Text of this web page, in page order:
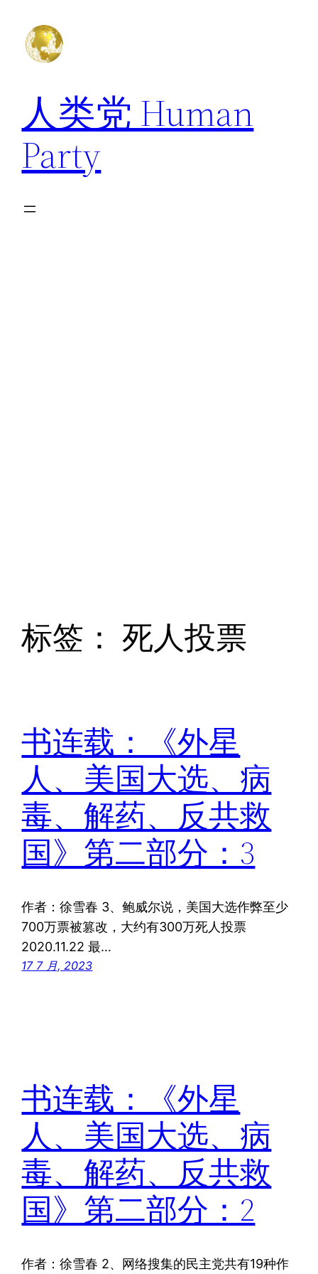
人类党 Human
Party
标签：死人投票
书连载：《外星
人、美国大选、病
毒、解药、反共救
国》第二部分：3
作者：徐雪春 3、鲍威尔说，美国大选作弊至少
700万票被篡改，大约有300万死人投票
2020.11.22 最…
17 7 月, 2023
书连载：《外星
人、美国大选、病
毒、解药、反共救
国》第二部分：2
作者：徐雪春 2、网络搜集的民主党共有19种作